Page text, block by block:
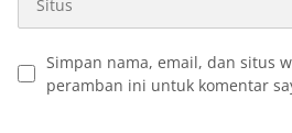
Simpan nama, email, dan situs
peramban ini untuk komentar